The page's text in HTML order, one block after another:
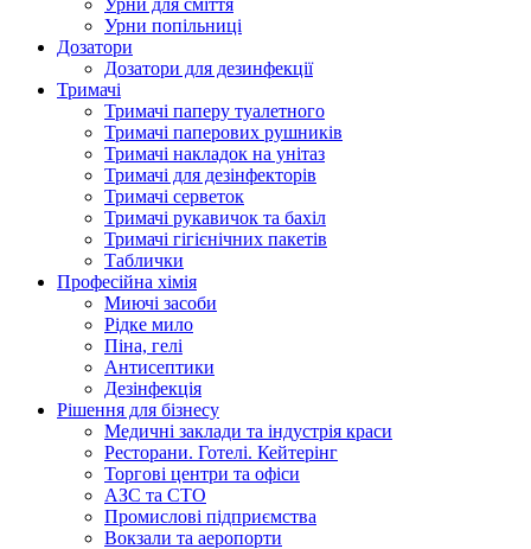
Урни для сміття
Урни попільниці
Дозатори
Дозатори для дезинфекції
Тримачі
Тримачі паперу туалетного
Тримачі паперових рушників
Тримачі накладок на унітаз
Тримачі для дезінфекторів
Тримачі серветок
Тримачі рукавичок та бахіл
Тримачі гігієнічних пакетів
Таблички
Професійна хімія
Миючі засоби
Рідке мило
Піна, гелі
Антисептики
Дезінфекція
Рішення для бізнесу
Медичні заклади та індустрія краси
Ресторани. Готелі. Кейтерінг
Торгові центри та офіси
АЗС та СТО
Промислові підприємства
Вокзали та аеропорти